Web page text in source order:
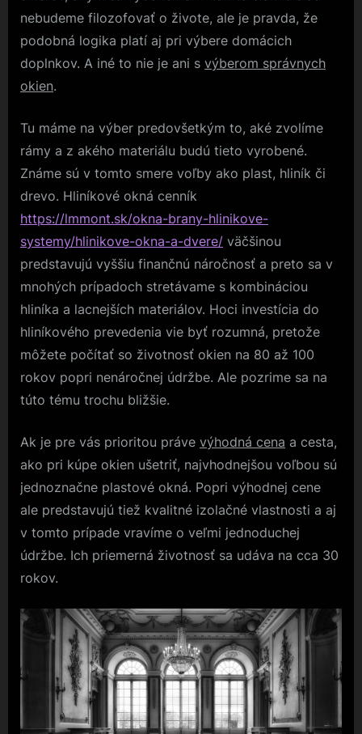
nebudeme filozofovať o živote, ale je pravda, že
podobná logika platí aj pri výbere domácich
doplnkov. A iné to nie je ani s výberom správnych
okien.
Tu máme na výber predovšetkým to, aké zvolíme
rámy a z akého materiálu budú tieto vyrobené.
Známe sú v tomto smere voľby ako plast, hliník či
drevo. Hliníkové okná cenník
https://lmmont.sk/okna-brany-hlinikove-
systemy/hlinikove-okna-a-dvere/ väčšinou
predstavujú vyššiu finančnú náročnosť a preto sa v
mnohých prípadoch stretávame s kombináciou
hliníka a lacnejších materiálov. Hoci investícia do
hliníkového prevedenia vie byť rozumná, pretože
môžete počítať so životnosť okien na 80 až 100
rokov popri nenáročnej údržbe. Ale pozrime sa na
túto tému trochu bližšie.
Ak je pre vás prioritou práve výhodná cena a cesta,
ako pri kúpe okien ušetriť, najvhodnejšou voľbou sú
jednoznačne plastové okná. Popri výhodnej cene
ale predstavujú tiež kvalitné izolačné vlastnosti a aj
v tomto prípade vravíme o veľmi jednoduchej
údržbe. Ich priemerná životnosť sa udáva na cca 30
rokov.